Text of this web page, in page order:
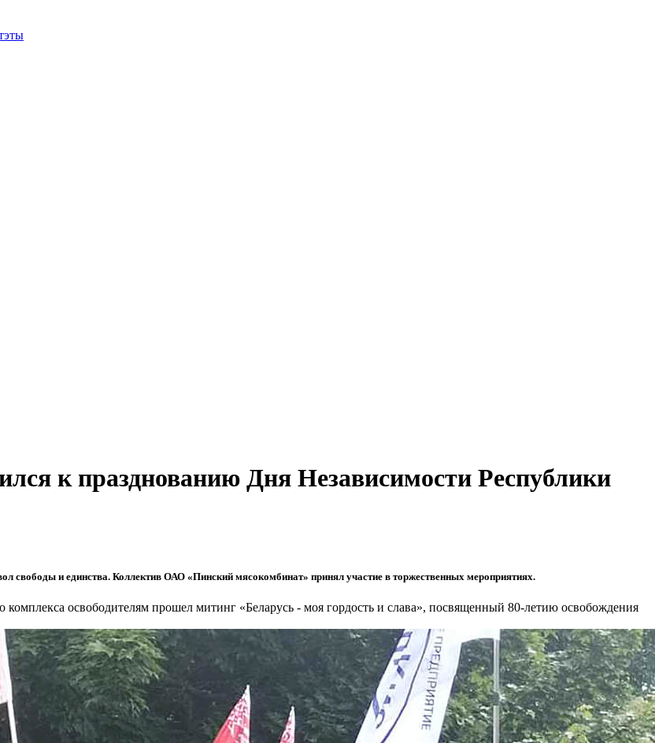
к празднованию Дня Независимости Республики
свободы и единства. Коллектив ОАО «Пинский мясокомбинат» принял участие в торжественных мероприятиях.
освободителям прошел митинг «Беларусь - моя гордость и слава», посвященный 80-летию освобождения